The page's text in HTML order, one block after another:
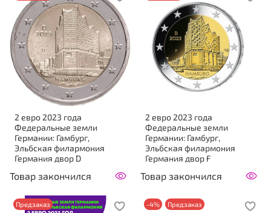
2 евро 2023 года
Федеральные земли
Германии: Гамбург,
Эльбская филармония
Германия двор D
Товар закончился
2 евро 2023 года
Федеральные земли
Германии: Гамбург,
Эльбская филармония
Германия двор F
Товар закончился
Предзаказ -4% Предзаказ